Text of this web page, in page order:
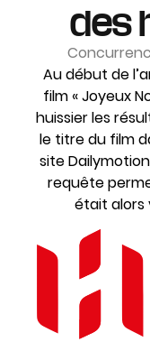
des
Au début de
film « Joyeux
huissier les
le titre du film
site
requête
était alors